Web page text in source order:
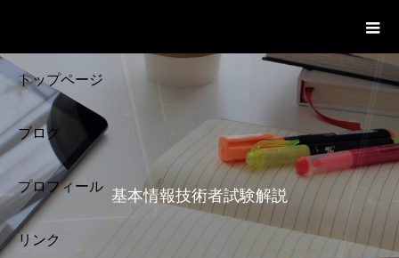
トップページ
ブログ
プロフィール
リンク
基本情報技術者試験解説